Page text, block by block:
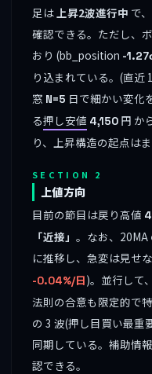
足は上昇2波進行中 で
確認できる。ただし、
おり (bb_position -
り込まれている。(直近
窓 N=5 日で細かい変化
る押し安値 4,150 円 か
り、上昇構造の起点は
SECTION 2
上値方向
目前の節目は戻り高値
「近接」 。なお、
に推移し、急変は見せ
-0.04%/日)。並行して
法則の合意も限定的で
の 3 波(押し目買い最重
同期している。補助情
認できる。